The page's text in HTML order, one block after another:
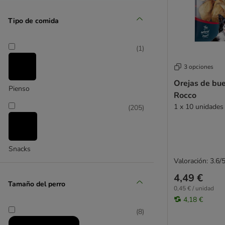
Lukullus
Maced
Pedigree
Pro Plan
Natural Trainer
Purizon
Rinti
Royal Canin
SmartBones
DeliBest
DIBO
Tipo de comida
Pienso
(1)
Snacks
(205)
Tamaño del perro
(8)
3 opciones
Orejas de
Rocco
1 x 10 unidades
4,49 €
0,45 € / unidad
4,18 €
Valoración: 3.6/5